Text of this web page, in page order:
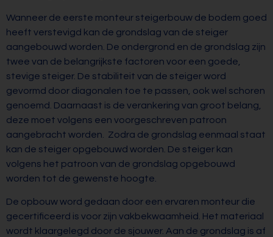
Wanneer de eerste monteur steigerbouw de bodem goed
heeft verstevigd kan de grondslag van de steiger
aangebouwd worden. De ondergrond en de grondslag zijn
twee van de belangrijkste factoren voor een goede,
stevige steiger. De stabiliteit van de steiger word
gevormd door diagonalen toe te passen, ook wel schoren
genoemd. Daarnaast is de verankering van groot belang,
deze moet volgens een voorgeschreven patroon
aangebracht worden. Zodra de grondslag eenmaal staat
kan de steiger opgebouwd worden. De steiger kan
volgens het patroon van de grondslag opgebouwd
worden tot de gewenste hoogte.
De opbouw word gedaan door een ervaren monteur die
gecertificeerd is voor zijn vakbekwaamheid. Het materiaal
wordt klaargelegd door de sjouwer. Aan de grondslag is af